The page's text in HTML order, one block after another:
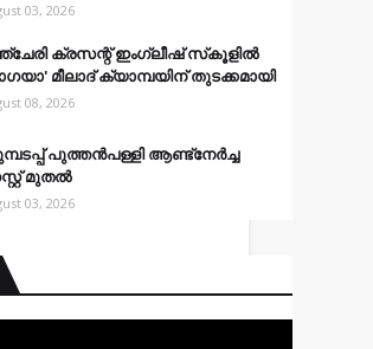
03, 2026
ക്രസന്റ് ഇംഗ്ലീഷ് സ്‌കൂളില്‍
മീലാദ് ക്യാമ്പയിന് തുടക്കമായി
08, 2026
പുത്തൻപള്ളി ആണ്ട്നേർച്ച
മുതൽ
03, 2026